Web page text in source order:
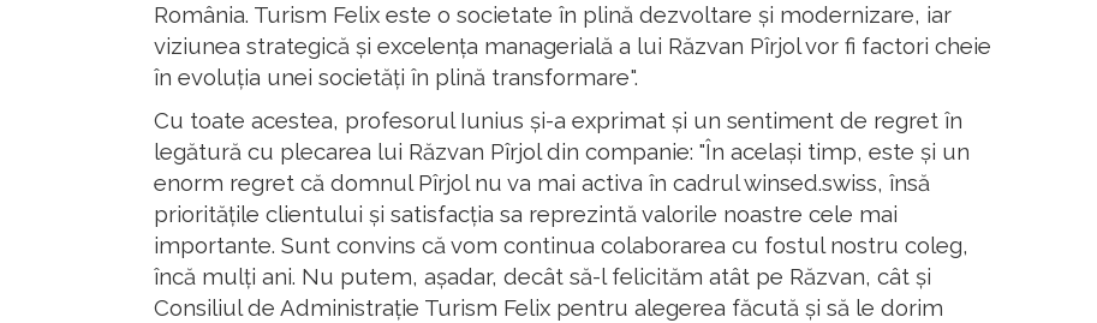
România. Turism Felix este o societate în plină dezvoltare și modernizare, iar
viziunea strategică și excelența managerială a lui Răzvan Pîrjol vor fi factori cheie
în evoluția unei societăți în plină transformare".
Cu toate acestea, profesorul Iunius și-a exprimat și un sentiment de regret în
legătură cu plecarea lui Răzvan Pîrjol din companie: "În același timp, este și un
enorm regret că domnul Pîrjol nu va mai activa în cadrul winsed.swiss, însă
prioritățile clientului și satisfacția sa reprezintă valorile noastre cele mai
importante. Sunt convins că vom continua colaborarea cu fostul nostru coleg,
încă mulți ani. Nu putem, așadar, decât să-l felicităm atât pe Răzvan, cât și
Consiliul de Administrație Turism Felix pentru alegerea făcută și să le dorim